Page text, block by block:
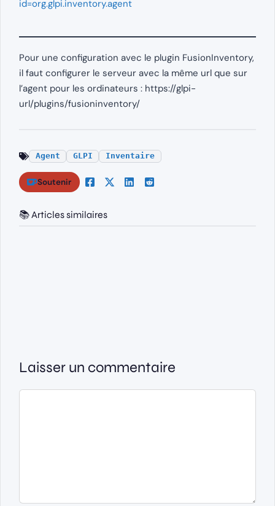
id=org.glpi.inventory.agent
Pour une configuration avec le plugin FusionInventory,
il faut configurer le serveur avec la même url que sur
l’agent pour les ordinateurs : https://glpi-
url/plugins/fusioninventory/
Agent GLPI Inventaire
Soutenir
📚 Articles similaires
Laisser un commentaire
Commentaire